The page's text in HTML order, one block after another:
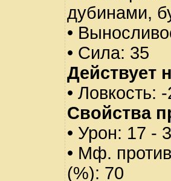
дубинами,
•
• Сила: 35
Действует
• Ловкость:
Свойства
• Урон: 17 -
• Мф.
(%): 70